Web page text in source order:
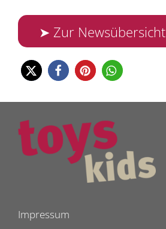
➤ Zur Newsübersicht
Impressum